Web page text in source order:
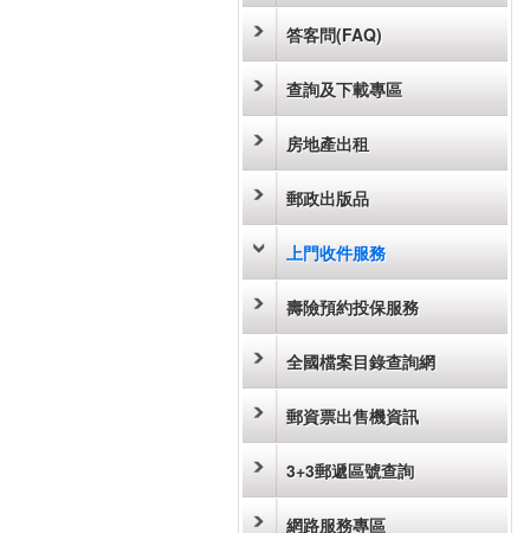
答客問(FAQ)
查詢及下載專區
房地產出租
郵政出版品
上門收件服務
壽險預約投保服務
全國檔案目錄查詢網
郵資票出售機資訊
3+3郵遞區號查詢
網路服務專區